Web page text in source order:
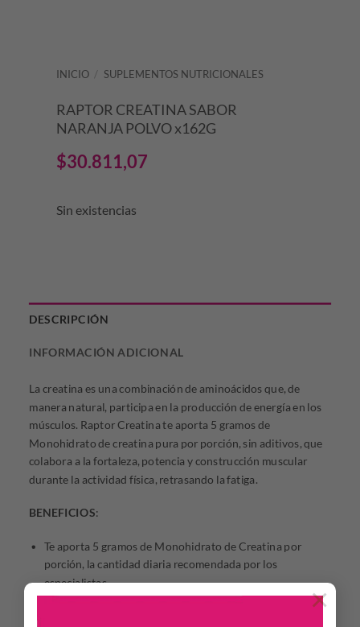
×
INICIO / SUPLEMENTOS NUTRICIONALES
RAPTOR CREATINA SABOR
NARANJA POLVO x162G
$30.811,07
Sin existencias
DESCRIPCIÓN
INFORMACIÓN ADICIONAL
La creatina es una combinación de aminoácidos que, de
manera natural, participa en la producción de energía en los
músculos. Raptor Creatina te aporta 5 gramos de
Monohidrato de creatina pura por porción, sin aditivos, que
colabora a la fortaleza, potencia y construcción muscular
durante la actividad física, retrasando la fatiga.
BENEFICIOS:
Te aporta 5 gramos de Monohidrato de Creatina por
porción, la cantidad diaria recomendada por los
especialistas.
Se absorbe rápidamente para brindarle energía inmediata